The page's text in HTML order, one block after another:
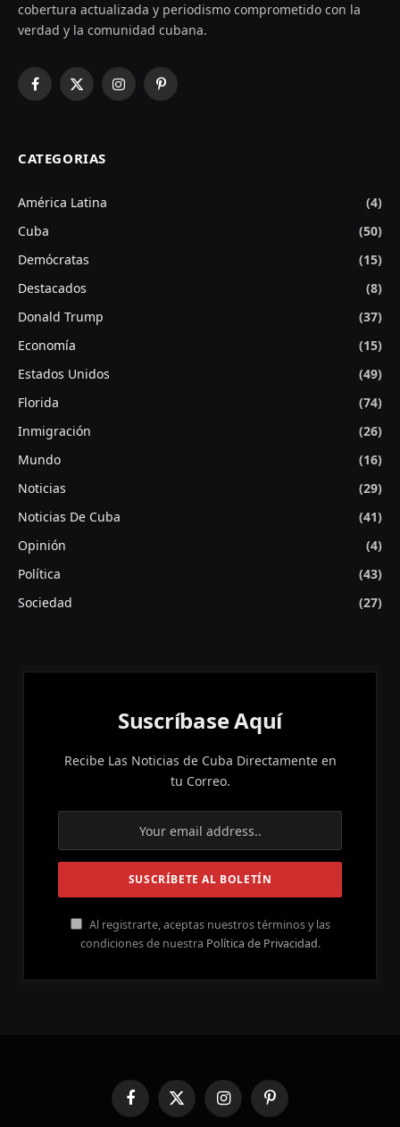
cobertura actualizada y periodismo comprometido con la
verdad y la comunidad cubana.
Facebook
X
InstagramPinterest
CATEGORIAS
América Latina
(4)
Cuba
(50)
Demócratas
(15)
Destacados
(8)
Donald Trump
(37)
Economía
(15)
Estados Unidos
(49)
Florida
(74)
Inmigración
(26)
Mundo
(16)
Noticias
(29)
Noticias De Cuba
(41)
Opinión
(4)
Política
(43)
Sociedad
(27)
Suscríbase Aquí
Recibe Las Noticias de Cuba Directamente en
tu Correo.
Al registrarte, aceptas nuestros términos y las
condiciones de nuestra Política de Privacidad.
FacebookX
(Twitter)
InstagramPinterest